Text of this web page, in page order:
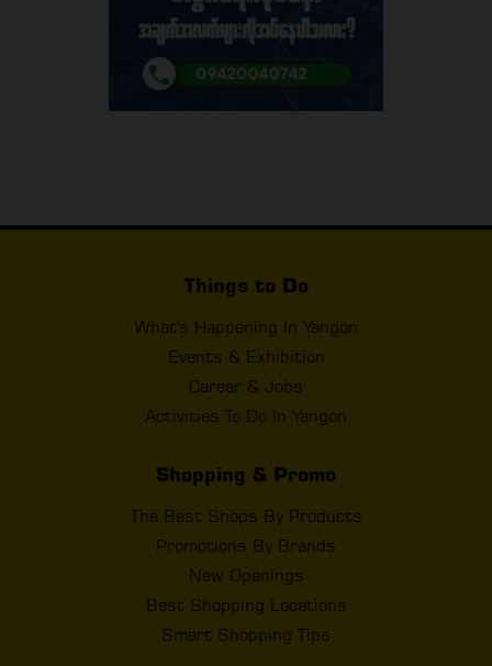
Things to Do
What's Happening In Yangon
Events & Exhibition
Career & Jobs
Activities To Do In Yangon
Shopping & Promo
The Best Shops By Products
Promotions By Brands
New Openings
Best Shopping Locations
Smart Shopping Tips